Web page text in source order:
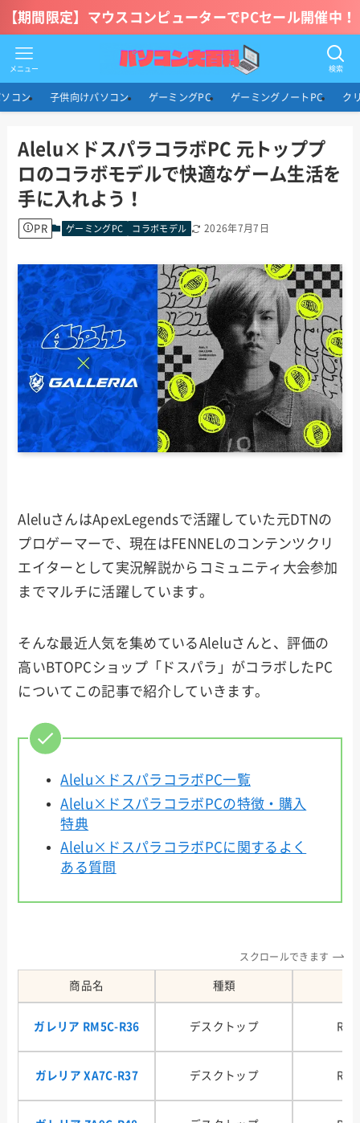
【期間限定】マウスコンピューターでPCセール開催中！
検索
メニュー
コン 子供向けパソコン ゲーミングPC ゲーミングノートPC ク
Alelu×ドスパラコラボPC 元トッププ
ロのコラボモデルで快適なゲーム生活を
手に入れよう！
PR ゲーミングPC コラボモデル 2026年7月7日
AleluさんはApexLegendsで活躍していた元DTNの
プロゲーマーで、現在はFENNELのコンテンツクリ
エイターとして実況解説からコミュニティ大会参加
までマルチに活躍しています。
そんな最近人気を集めているAleluさんと、評価の
高いBTOPCショップ「ドスパラ」がコラボしたPC
についてこの記事で紹介していきます。
Alelu×ドスパラコラボPC一覧
Alelu×ドスパラコラボPCの特徴・購入
特典
Alelu×ドスパラコラボPCに関するよく
ある質問
スクロールできます
商品名 種類
ガレリア RM5C-R36 デスクトップ
ガレリア XA7C-R37 デスクトップ